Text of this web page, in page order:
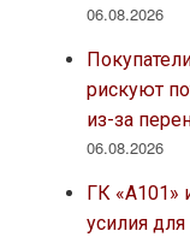
06.08.2026
рискуют
из-за
06.08.2026
ГК
усилия